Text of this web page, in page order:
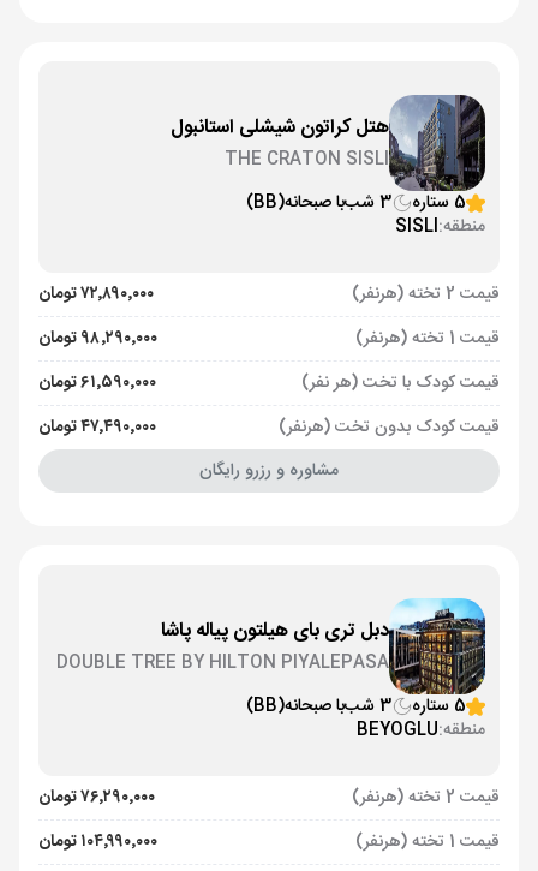
هتل کراتون شیشلی استانبول
THE CRATON SISLI
5 ستاره
3 شب با صبحانه(BB)
منطقه:SISLI
قیمت 2 تخته (هرنفر)
۷۲٬۸۹۰٬۰۰۰ تومان
قیمت 1 تخته (هرنفر)
۹۸٬۲۹۰٬۰۰۰ تومان
قیمت کودک با تخت (هر نفر)
۶۱٬۵۹۰٬۰۰۰ تومان
قیمت کودک بدون تخت (هرنفر)
۴۷٬۴۹۰٬۰۰۰ تومان
مشاوره و رزرو رایگان
دبل تری بای هیلتون پیاله پاشا
DOUBLE TREE BY HILTON PIYALEPASA
5 ستاره
3 شب با صبحانه(BB)
منطقه:BEYOGLU
قیمت 2 تخته (هرنفر)
۷۶٬۲۹۰٬۰۰۰ تومان
قیمت 1 تخته (هرنفر)
۱۰۴٬۹۹۰٬۰۰۰ تومان